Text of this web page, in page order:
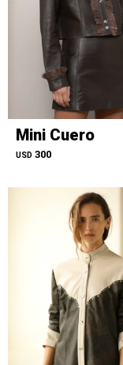
Mini Cuero
USD 300